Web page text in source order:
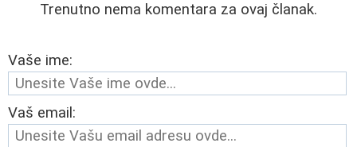
Trenutno nema komentara za ovaj članak.
Vaše ime:
Vaš email: